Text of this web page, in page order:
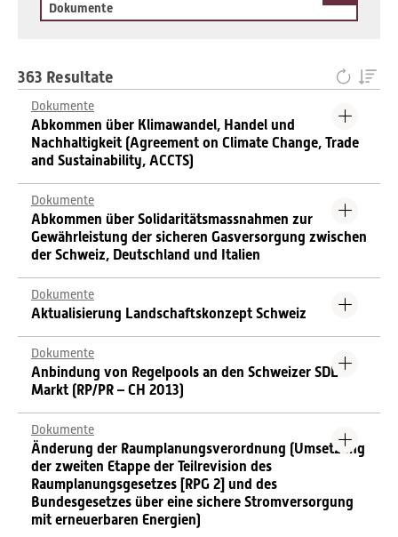
Dokumente
363 Resultate
Dokumente
Abkommen über Klimawandel, Handel und
Nachhaltigkeit (Agreement on Climate Change, Trade
and Sustainability, ACCTS)
Dokumente
Abkommen über Solidaritätsmassnahmen zur
Gewährleistung der sicheren Gasversorgung zwischen
der Schweiz, Deutschland und Italien
Dokumente
Aktualisierung Landschaftskonzept Schweiz
Dokumente
Anbindung von Regelpools an den Schweizer SDL-
Markt (RP/PR – CH 2013)
Dokumente
Änderung der Raumplanungsverordnung (Umsetzung
der zweiten Etappe der Teilrevision des
Raumplanungsgesetzes [RPG 2] und des
Bundesgesetzes über eine sichere Stromversorgung
mit erneuerbaren Energien)